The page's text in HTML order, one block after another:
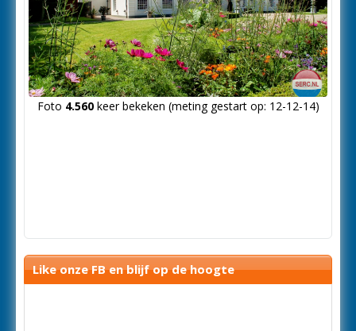
Foto 4.560keer bekeken (meting gestart op: 12-12-14)
Like onze FB en blijf op de hoogte